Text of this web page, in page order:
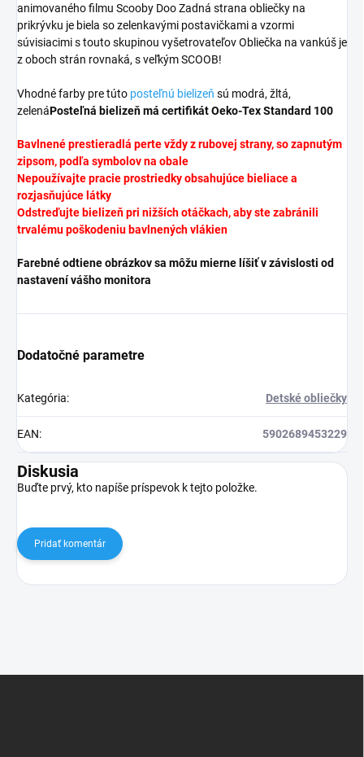
animovaného filmu Scooby Doo Zadná strana obliečky na
prikrývku je biela so zelenkavými postavičkami a vzormi
súvisiacimi s touto skupinou vyšetrovateľov Obliečka na vankúš je
z oboch strán rovnaká, s veľkým SCOOB!
Vhodné farby pre túto posteľnú bielizeň sú modrá, žltá,
zelenáPosteľná bielizeň má certifikát Oeko-Tex Standard 100
Bavlnené prestieradlá perte vždy z rubovej strany, so zapnutým
zipsom, podľa symbolov na obale
Nepoužívajte pracie prostriedky obsahujúce bieliace a
rozjasňujúce látky
Odstreďujte bielizeň pri nižších otáčkach, aby ste zabránili
trvalému poškodeniu bavlnených vlákien
Farebné odtiene obrázkov sa môžu mierne líšiť v závislosti od
nastavení vášho monitora
Dodatočné parametre
Kategória: Detské obliečky
EAN: 5902689453229
Diskusia
Buďte prvý, kto napíše príspevok k tejto položke.
Pridať komentár